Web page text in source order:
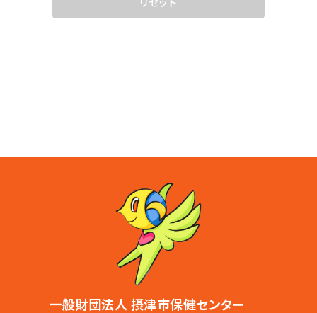
一般財団法人 摂津市保健センター